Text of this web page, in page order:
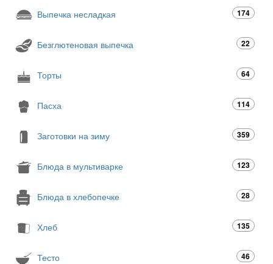
Выпечка несладкая 174
Безглютеновая выпечка 22
Торты 64
Пасха 114
Заготовки на зиму 359
Блюда в мультиварке 123
Блюда в хлебопечке 28
Хлеб 135
Тесто 46